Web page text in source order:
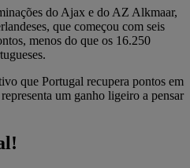
do Ajax e do AZ Alkmaar,
que começou com seis
menos do que os 16.250
que Portugal recupera pontos em
um ganho ligeiro a pensar